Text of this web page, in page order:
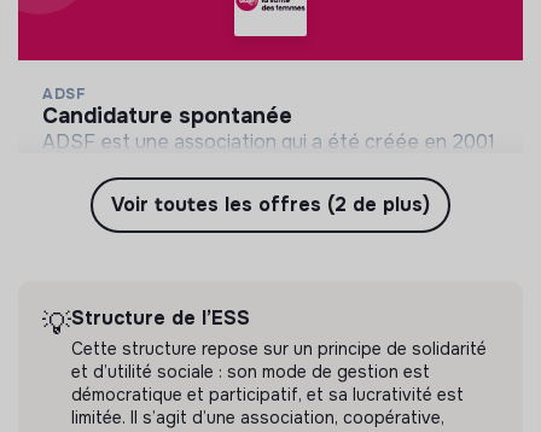
ADSF
candidature spontanée
ADSF est une association qui a été créée en 2001
de santé globale des femmes en situation de
vulnérabilité et/ou de précarité.
Structure de l’ESS Autres
Paris, France
Associations
Voir toutes les offres (2 de plus)
💡Structure de l’ESS
Cette structure repose sur un principe de solidarité
et d’utilité sociale : son mode de gestion est
démocratique et participatif, et sa lucrativité est
limitée. Il s’agit d’une association, coopérative,